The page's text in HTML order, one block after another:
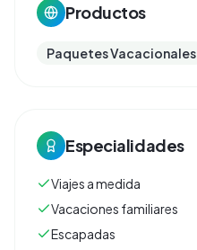
Productos
Paquetes Vacacionales
Especialidades
Viajes a medida
Vacaciones familiares
Escapadas